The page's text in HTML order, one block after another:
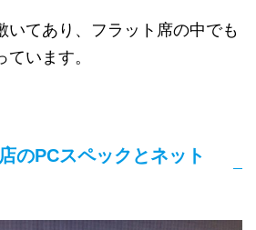
いてあり、フラット席の中でも
います。
のPCスペックとネット